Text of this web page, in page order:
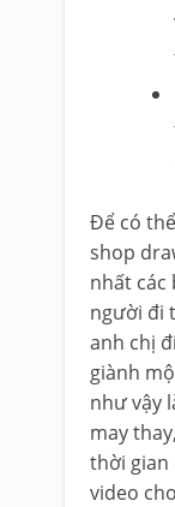
Để có
shop
nhất các
người đi
anh chị
giành
như vậy
may
thời gian
video